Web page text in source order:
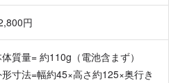
円
質量= 約110g（電池含まず）
寸法=幅約45×高さ約125×奥行き